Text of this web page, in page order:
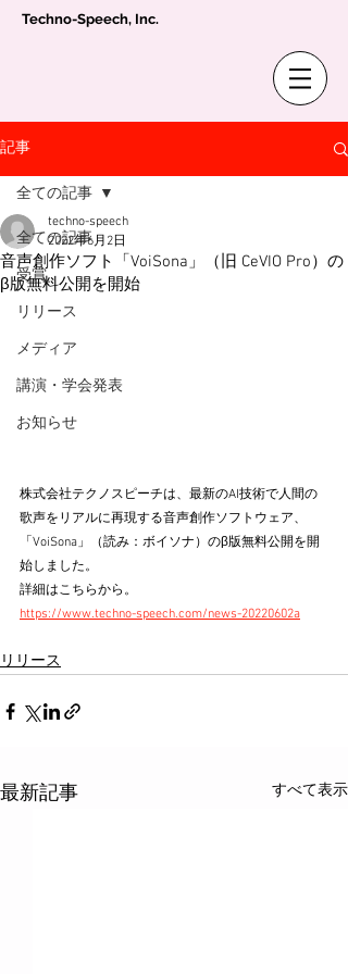
Techno-Speech, Inc.
記事
全ての記事
受賞
リリース
メディア
講演・学会発表
お知らせ
全ての記事
音声創作ソフト「VoiSona」（旧 CeVIO Pro）の
β版無料公開を開始
techno-speech
2022年6月2日
株式会社テクノスピーチは、最新のAI技術で人間の
歌声をリアルに再現する音声創作ソフトウェア、
「VoiSona」（読み：ボイソナ）のβ版無料公開を開
始しました。
詳細はこちらから。
https://www.techno-speech.com/news-20220602a
リリース
最新記事 すべて表示